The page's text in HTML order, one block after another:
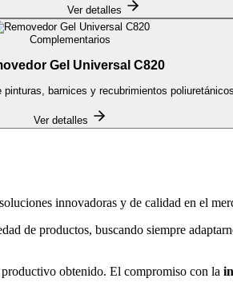
Ver detalles
Complementarios
Gel Universal C820
pinturas, barnices y recubrimientos
Ver detalles
innovadoras y de calidad en el
de productos, buscando siempre
obtenido. El compromiso con la